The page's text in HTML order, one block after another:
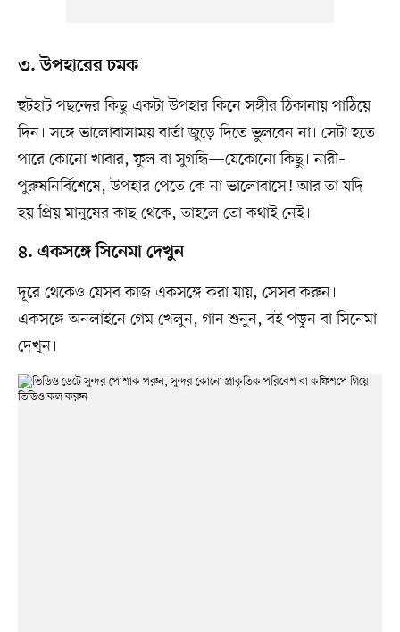
৩. উপহারের চমক
হুটহাট পছন্দের কিছু একটা উপহার কিনে সঙ্গীর ঠিকানায় পাঠিয়ে
দিন। সঙ্গে ভালোবাসাময় বার্তা জুড়ে দিতে ভুলবেন না। সেটা হতে
পারে কোনো খাবার, ফুল বা সুগন্ধি—যেকোনো কিছু। নারী–
পুরুষনির্বিশেষে, উপহার পেতে কে না ভালোবাসে! আর তা যদি
হয় প্রিয় মানুষের কাছ থেকে, তাহলে তো কথাই নেই।
৪. একসঙ্গে সিনেমা দেখুন
দূরে থেকেও যেসব কাজ একসঙ্গে করা যায়, সেসব করুন।
একসঙ্গে অনলাইনে গেম খেলুন, গান শুনুন, বই পড়ুন বা সিনেমা
দেখুন।